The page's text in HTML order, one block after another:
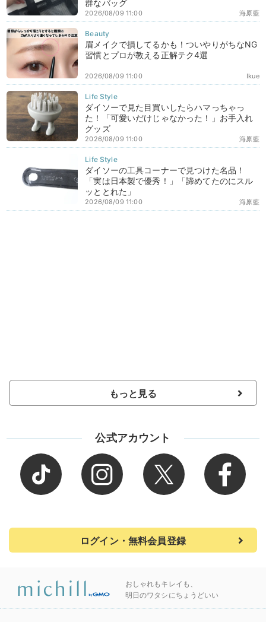
群なバッグ
海原藍
2026/08/09 11:00
眉メイクで損してるかも！ついやりがちなNG
習慣とプロが教える正解テク4選
Ikue
2026/08/09 11:00
ダイソーで見た目買いしたらハマっちゃっ
た！「可愛いだけじゃなかった！」お手入れ
グッズ
海原藍
2026/08/09 11:00
ダイソーの工具コーナーで見つけた名品！
「実は日本製で優秀！」「諦めてたのにスル
ッととれた」
海原藍
2026/08/09 11:00
もっと見る
公式アカウント
ログイン・無料会員登録
おしゃれもキレイも、
明日のワタシにちょうどいい